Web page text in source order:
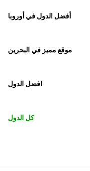
أفضل الدول في أوروبا
موقع مميز في البحرين
افضل الدول
كل الدول